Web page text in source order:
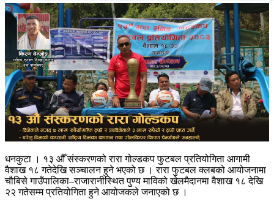
धनकुटा । १३ औँ संस्करणको रारा गोल्डकप फुटबल प्रतियोगिता आगामी
वैशाख १८ गतेदेखि सञ्चालन हुने भएको छ । रारा फुटबल क्लबको आयोजनामा
चौबिसे गाउँपालिका–राजारानीस्थित पुण्य माविको खेलमैदानमा वैशाख १८ देखि
२२ गतेसम्म प्रतियोगिता हुने आयोजकले जनाएको छ ।